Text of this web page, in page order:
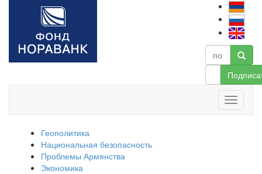
Геополитика
Национальная безопасность
Проблемы Армянства
Экономика